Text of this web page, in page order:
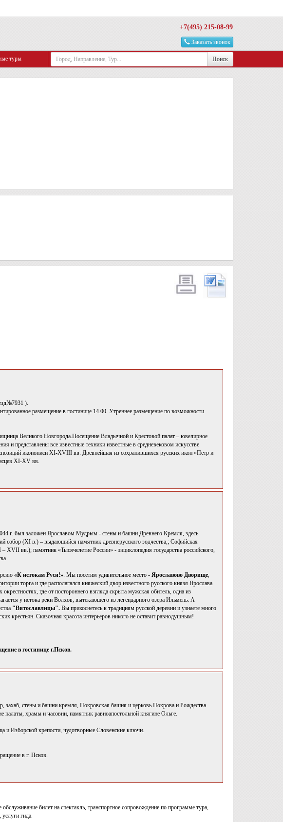
+7(495) 215-08-99
Заказать звонок
туры Поиск
).
размещение в гостинице 14.00. Утреннее размещение по возможности.
Великого Новгорода.Посещение Владычной и Крестовой палат – ювелирное
и представлены все известные техники известные в средневековом искусстве
иконописи XI-XVIII вв. Древнейшая из сохранившихся русских икон «Петр и
XI-XV вв.
г. был заложен Ярославом Мудрым - стены и башни Древнего Кремля, здесь
собор (XI в.) – выдающийся памятник древнерусского зодчества,; Софийская
вв.); памятник «Тысячелетие России» - энциклопедия государства российского,
«К истокам Руси!». Мы посетим удивительное место - Ярославово Дворище,
торга и где располагался княжеский двор известного русского князя Ярослава
где от постороннего взгляда скрыта мужская обитель, одна из
у истока реки Волхов, вытекающего из легендарного озера Ильмень. А
"Витославлицы". Вы прикоснетесь к традициям русской деревни и узнаете много
крестьян. Сказочная красота интерьеров никого не оставит равнодушным!
в гостинице г.Псков.
захаб, стены и башни кремля, Покровская башня и церковь Покрова и Рождества
храмы и часовни, памятник равноапостольной княгине Ольге.
и Изборской крепости, чудотворные Словенские ключи.
в г. Псков.
билет на спектакль, транспортное сопровождение по программе тура,
гида.